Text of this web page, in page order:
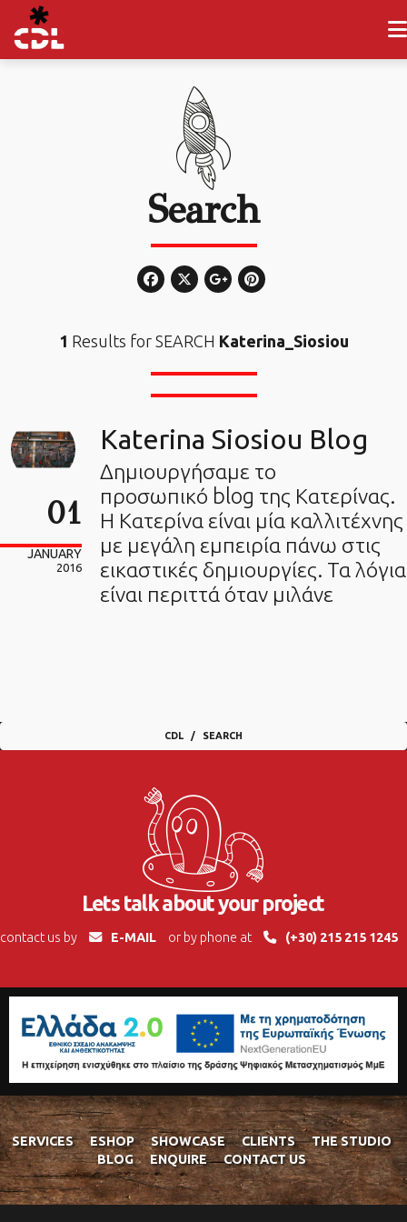
Search
1 Results for SEARCH Katerina_Siosiou
01
JANUARY
2016
Katerina Siosiou Blog
Δημιουργήσαμε το
προσωπικό blog της Κατερίνας.
Η Κατερίνα είναι μία καλλιτέχνης
με μεγάλη εμπειρία πάνω στις
εικαστικές δημιουργίες. Τα λόγια
είναι περιττά όταν μιλάνε
CDL SEARCH
Lets talk about your project
contact us by E-MAIL or by phone at (+30) 215 215 1245
SERVICES ESHOP SHOWCASE CLIENTS
THE STUDIO
BLOG
ENQUIRE CONTACT US